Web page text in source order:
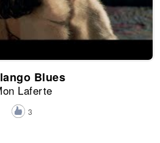
Blues
Laferte
3